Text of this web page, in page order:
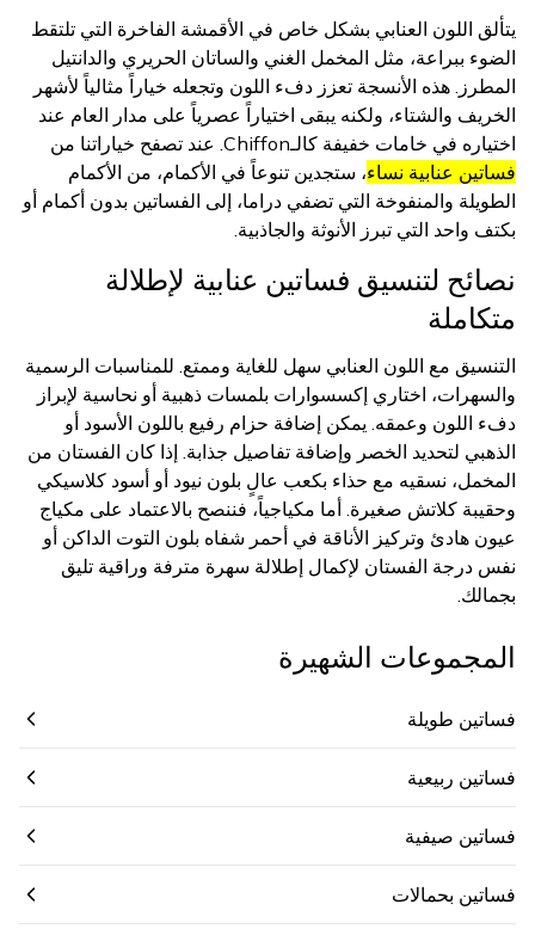
يتألق اللون العنابي بشكل خاص في الأقمشة الفاخرة التي تلتقط
الضوء ببراعة، مثل المخمل الغني والساتان الحريري والدانتيل
المطرز. هذه الأنسجة تعزز دفء اللون وتجعله خياراً مثالياً لأشهر
الخريف والشتاء، ولكنه يبقى اختياراً عصرياً على مدار العام عند
اختياره في خامات خفيفة كالـChiffon. عند تصفح خياراتنا من
فساتين عنابية نساء، ستجدين تنوعاً في الأكمام، من الأكمام
الطويلة والمنفوخة التي تضفي دراما، إلى الفساتين بدون أكمام أو
بكتف واحد التي تبرز الأنوثة والجاذبية.
نصائح لتنسيق فساتين عنابية لإطلالة
متكاملة
التنسيق مع اللون العنابي سهل للغاية وممتع. للمناسبات الرسمية
والسهرات، اختاري إكسسوارات بلمسات ذهبية أو نحاسية لإبراز
دفء اللون وعمقه. يمكن إضافة حزام رفيع باللون الأسود أو
الذهبي لتحديد الخصر وإضافة تفاصيل جذابة. إذا كان الفستان من
المخمل، نسقيه مع حذاء بكعب عالٍ بلون نيود أو أسود كلاسيكي
وحقيبة كلاتش صغيرة. أما مكياجياً، فننصح بالاعتماد على مكياج
عيون هادئ وتركيز الأناقة في أحمر شفاه بلون التوت الداكن أو
نفس درجة الفستان لإكمال إطلالة سهرة مترفة وراقية تليق
بجمالك.
المجموعات الشهيرة
فساتين طويلة
فساتين ربيعية
فساتين صيفية
فساتين بحمالات